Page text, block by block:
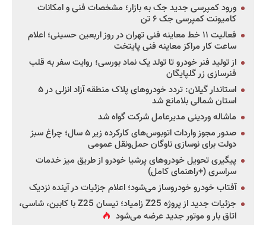
ورود کمپرسی جدید جک به بازار؛ مشخصات فنی و امکانات
کامیونت کمپرسی جک ۶ تن
فعالیت ۱۱ خط معاینه فنی تهران در روز اربعین حسینی؛ اعلام
ساعت کار مراکز معاینه فنی پایتخت
از تولید فنر خودرو تا تولد یک نماد بورسی؛ روایت سفر به قلب
فنرسازی زر گلپایگان
استاندار گیلان: تردد خودروهای پلاک منطقه آزاد انزلی در ۵
استان شمالی بلامانع شد
ماشاله وردینی مدیرعامل شرکت گواه شد
صدور مجوز واردات اتوبوس‌های کارکرده زیر ۵ سال؛ چراغ سبز
دولت برای نوسازی ناوگان حمل‌ونقل عمومی
پیگیری تحویل خودروهای پرشیا خودرو از طریق میز خدمات
سراسری (+راهنمای کامل)
آفتاب خودرو خودروساز می‌شود؛ اعلام جزئیات در آینده نزدیک
جزئیات جدید از پروژه Z25 زامیاد؛ نیسان Z25 با کابین، شاسی،
اتاق بار و موتور جدید عرضه می‌شود